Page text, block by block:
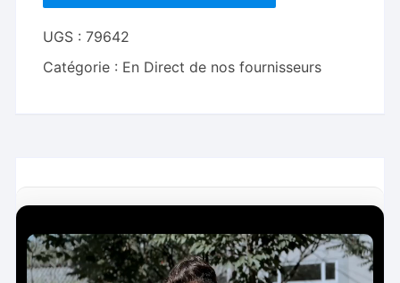
UGS :79642
Catégorie : En Direct de nos fournisseurs
e
c